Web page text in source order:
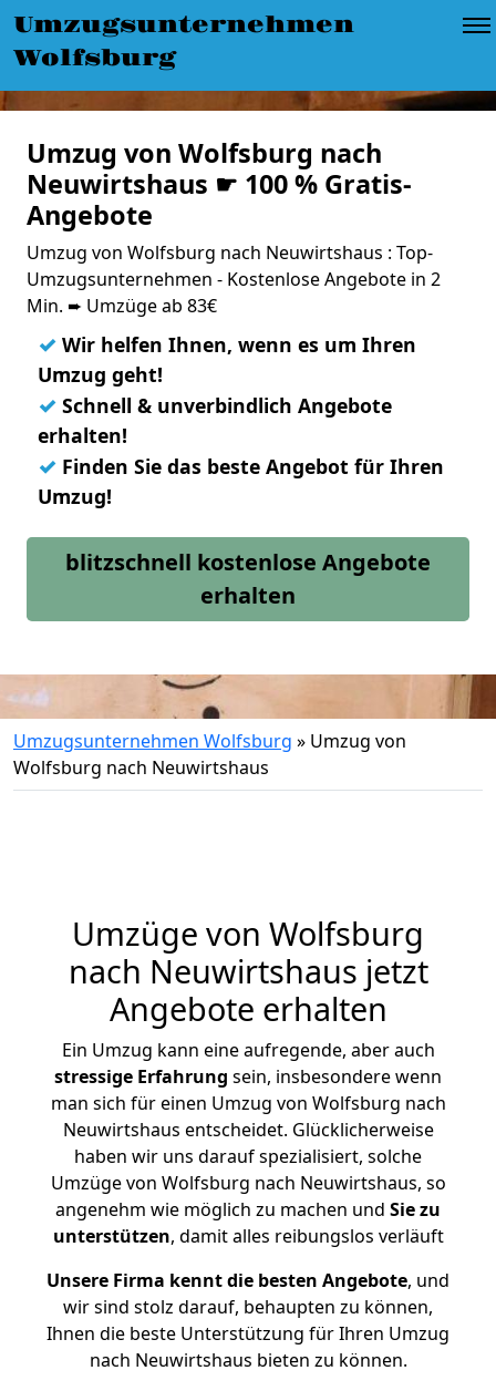
Umzugsunternehmen
Wolfsburg
Umzug von Wolfsburg nach
Neuwirtshaus ☛ 100 % Gratis-
Angebote
Umzug von Wolfsburg nach Neuwirtshaus : Top-
Umzugsunternehmen - Kostenlose Angebote in 2
Min. ➨ Umzüge ab 83€
✓ Wir helfen Ihnen, wenn es um Ihren
Umzug geht!
✓ Schnell & unverbindlich Angebote
erhalten!
✓ Finden Sie das beste Angebot für Ihren
Umzug!
blitzschnell kostenlose Angebote
erhalten
Umzugsunternehmen Wolfsburg » Umzug von
Wolfsburg nach Neuwirtshaus
Umzüge von Wolfsburg
nach Neuwirtshaus jetzt
Angebote erhalten
Ein Umzug kann eine aufregende, aber auch
stressige Erfahrung sein, insbesondere wenn
man sich für einen Umzug von Wolfsburg nach
Neuwirtshaus entscheidet. Glücklicherweise
haben wir uns darauf spezialisiert, solche
Umzüge von Wolfsburg nach Neuwirtshaus, so
angenehm wie möglich zu machen und Sie zu
unterstützen, damit alles reibungslos verläuft
Unsere Firma kennt die besten Angebote, und
wir sind stolz darauf, behaupten zu können,
Ihnen die beste Unterstützung für Ihren Umzug
nach Neuwirtshaus bieten zu können.